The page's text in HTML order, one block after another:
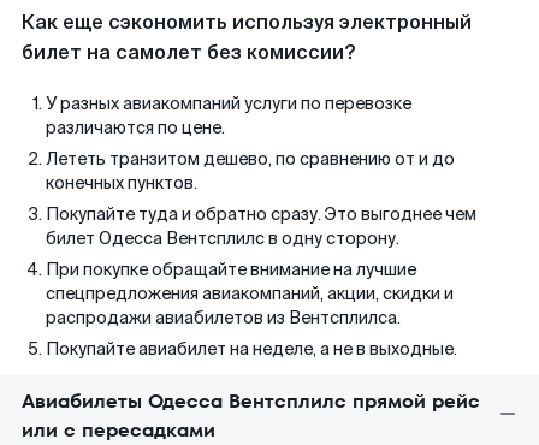
Как еще сэкономить используя электронный
билет на самолет без комиссии?
У разных авиакомпаний услуги по перевозке
различаются по цене.
Лететь транзитом дешево, по сравнению от и до
конечных пунктов.
Покупайте туда и обратно сразу. Это выгоднее чем
билет Одесса Вентсплилс в одну сторону.
При покупке обращайте внимание на лучшие
спецпредложения авиакомпаний, акции, скидки и
распродажи авиабилетов из Вентсплилса.
Покупайте авиабилет на неделе, а не в выходные.
Авиабилеты Одесса Вентсплилс прямой рейс
или с пересадками